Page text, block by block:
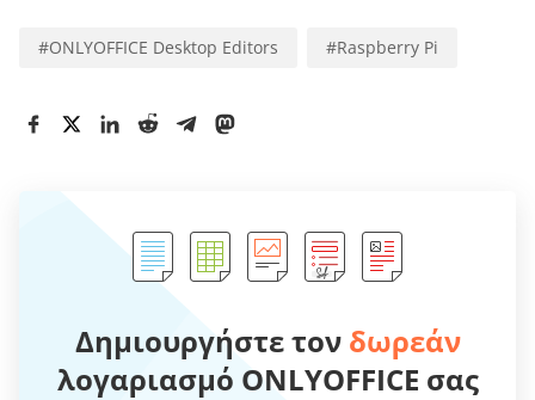
#ONLYOFFICE Desktop Editors #Raspberry Pi
Δημιουργήστε τον δωρεάν
λογαριασμό ONLYOFFICE σας